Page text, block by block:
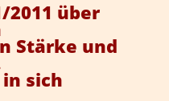
2011 über
Stärke und
sich